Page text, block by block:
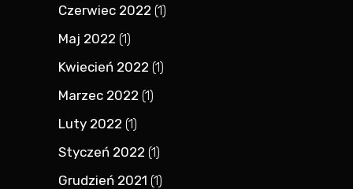
Czerwiec 2022 (1)
Maj 2022 (1)
Kwiecień 2022 (1)
Marzec 2022 (1)
Luty 2022 (1)
Styczeń 2022 (1)
Grudzień 2021 (1)